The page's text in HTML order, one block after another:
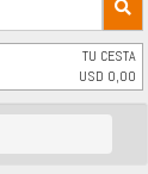
TU CESTA
USD 0,00